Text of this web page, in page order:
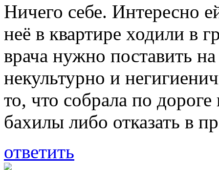
Ничего себе. Интересно
неё в квартире ходили в
врача нужно поставить
некультурно и
то, что собрала по
бахилы либо отказать в
ответить